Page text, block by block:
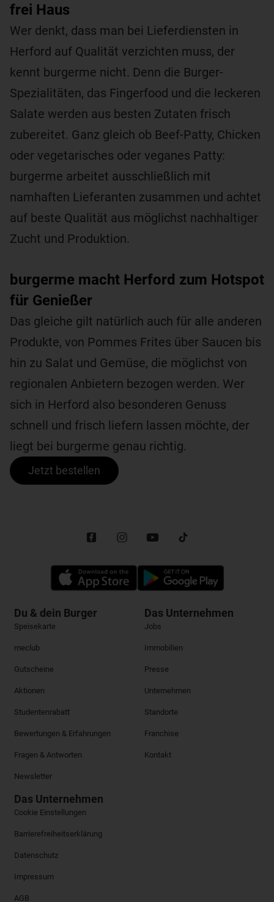
frei Haus
Wer denkt, dass man bei Lieferdiensten in
Herford auf Qualität verzichten muss, der
kennt burgerme nicht. Denn die Burger-
Spezialitäten, das Fingerfood und die leckeren
Salate werden aus besten Zutaten frisch
zubereitet. Ganz gleich ob Beef-Patty, Chicken
oder vegetarisches oder veganes Patty:
burgerme arbeitet ausschließlich mit
namhaften Lieferanten zusammen und achtet
auf beste Qualität aus möglichst nachhaltiger
Zucht und Produktion.
burgerme macht Herford zum Hotspot
für Genießer
Das gleiche gilt natürlich auch für alle anderen
Produkte, von Pommes Frites über Saucen bis
hin zu Salat und Gemüse, die möglichst von
regionalen Anbietern bezogen werden. Wer
sich in Herford also besonderen Genuss
schnell und frisch liefern lassen möchte, der
liegt bei burgerme genau richtig.
Jetzt bestellen
Du & dein Burger
Speisekarte
meclub
Gutscheine
Aktionen
Studentenrabatt
Bewertungen & Erfahrungen
Fragen & Antworten
Newsletter
Das Unternehmen
Jobs
Immobilien
Presse
Unternehmen
Standorte
Franchise
Kontakt
Das Unternehmen
Cookie Einstellungen
Barrierefreiheitserklärung
Datenschutz
Impressum
AGB